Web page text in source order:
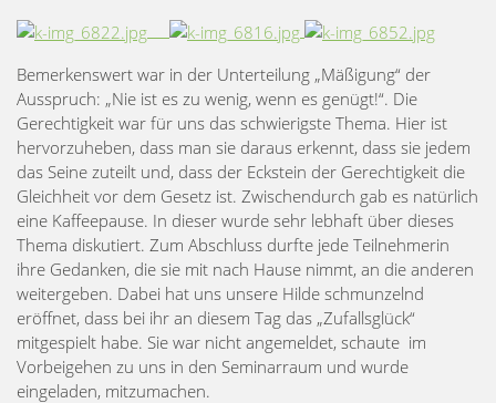
Bemerkenswert war in der Unterteilung „Mäßigung“ der
Ausspruch: „Nie ist es zu wenig, wenn es genügt!“. Die
Gerechtigkeit war für uns das schwierigste Thema. Hier ist
hervorzuheben, dass man sie daraus erkennt, dass sie jedem
das Seine zuteilt und, dass der Eckstein der Gerechtigkeit die
Gleichheit vor dem Gesetz ist. Zwischendurch gab es natürlich
eine Kaffeepause. In dieser wurde sehr lebhaft über dieses
Thema diskutiert. Zum Abschluss durfte jede Teilnehmerin
ihre Gedanken, die sie mit nach Hause nimmt, an die anderen
weitergeben. Dabei hat uns unsere Hilde schmunzelnd
eröffnet, dass bei ihr an diesem Tag das „Zufallsglück“
mitgespielt habe. Sie war nicht angemeldet, schaute im
Vorbeigehen zu uns in den Seminarraum und wurde
eingeladen, mitzumachen.